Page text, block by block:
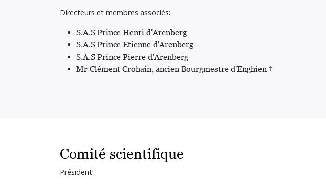
Directeurs et membres associés:
S.A.S Prince Henri d'Arenberg
S.A.S Prince Etienne d'Arenberg
S.A.S Prince Pierre d'Arenberg
Mr Clément Crohain, ancien Bourgmestre d'Enghien †
Comité scientifique
Président: